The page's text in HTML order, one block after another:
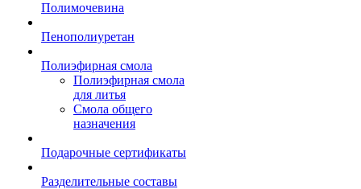
Полимочевина
Пенополиуретан
Полиэфирная смола
Полиэфирная смола
для литья
Смола общего
назначения
Подарочные сертификаты
Разделительные составы